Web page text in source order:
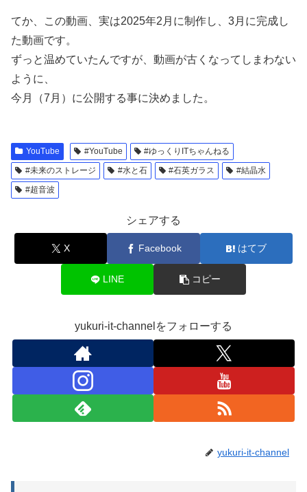
てか、この動画、実は2025年2月に制作し、3月に完成し
た動画です。
ずっと温めていたんですが、動画が古くなってしまわない
ように、
今月（7月）に公開する事に決めました。
YouTube #YouTube
#ゆっくりITちゃんねる
#未来のストレージ
#水と石 #石英ガラス
#結晶水
#超音波
シェアする
X Facebook はてブ
LINE コピー
yukuri-it-channelをフォローする
yukuri-it-channel